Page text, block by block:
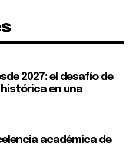
2027: el desafío de
en una
académica de